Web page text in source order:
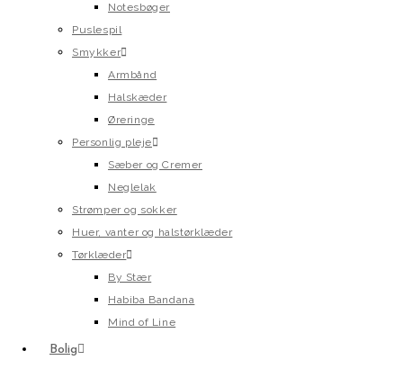
Notesbøger
Puslespil
Smykker
Armbånd
Halskæder
Øreringe
Personlig pleje
Sæber og Cremer
Neglelak
Strømper og sokker
Huer, vanter og halstørklæder
Tørklæder
By Stær
Habiba Bandana
Mind of Line
Bolig